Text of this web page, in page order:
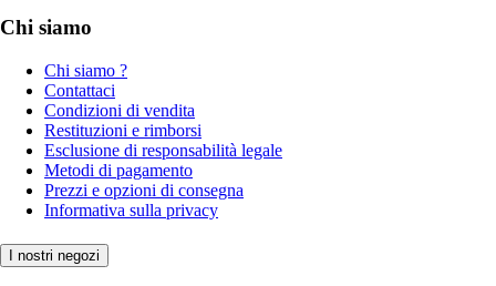
Chi siamo
Chi siamo ?
Contattaci
Condizioni di vendita
Restituzioni e rimborsi
Esclusione di responsabilità legale
Metodi di pagamento
Prezzi e opzioni di consegna
Informativa sulla privacy
I nostri negozi